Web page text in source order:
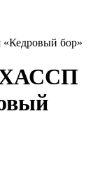
«Кедровый бор»
ХАССП